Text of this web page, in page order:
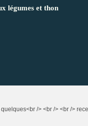
légumes et thon
/> <br /> <br />